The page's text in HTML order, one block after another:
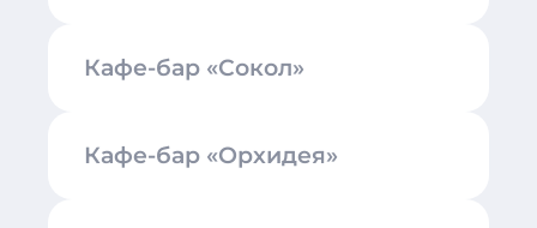
Кафе-бар «Сокол»
Кафе-бар «Орхидея»